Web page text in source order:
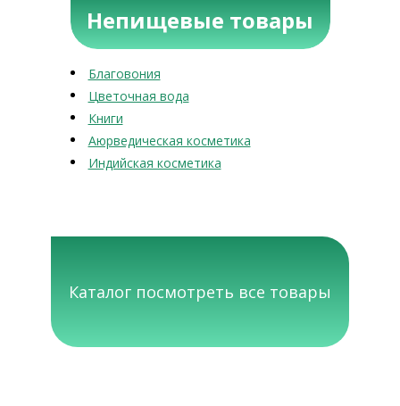
Непищевые товары
Благовония
Цветочная вода
Книги
Аюрведическая косметика
Индийская косметика
Каталог посмотреть все товары